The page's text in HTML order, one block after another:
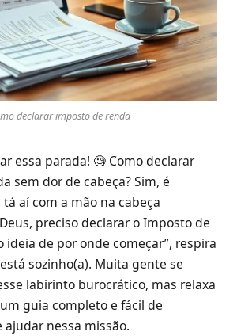
declarar imposto de renda
essa parada! 🧐 Como declarar
sem dor de cabeça? Sim, é
tá aí com a mão na cabeça
preciso declarar o Imposto de
ideia de por onde começar”, respira
sozinho(a). Muita gente se
labirinto burocrático, mas relaxa
guia completo e fácil de
nessa missão.